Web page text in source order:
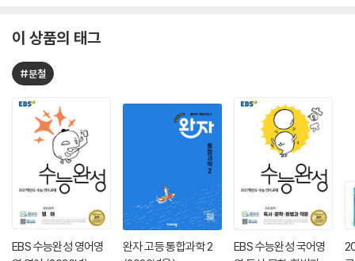
이 상품의 태그
#분철
EBS 수능완성 영어영
완자 고등 통합과학 2
EBS 수능완성 국어영